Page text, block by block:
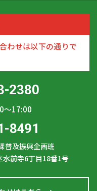
わせは以下の通りで
2380
〜17:00
8491
普及振興企画班
前寺6丁目18番1号